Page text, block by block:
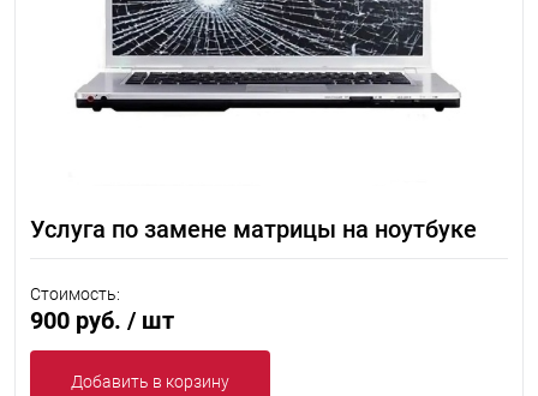
Услуга по замене матрицы на ноутбуке
Стоимость:
900 руб. / шт
Добавить в корзину